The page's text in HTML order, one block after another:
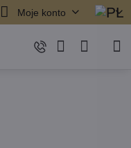
Moje konto